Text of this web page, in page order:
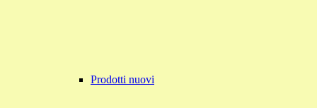
Prodotti nuovi